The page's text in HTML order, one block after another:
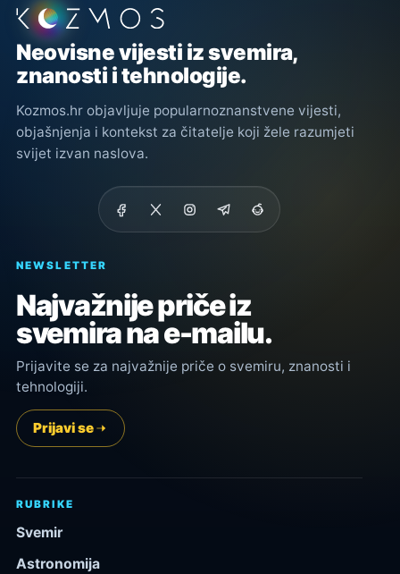
Podnožje stranice
Neovisne vijesti iz svemira,
znanosti i tehnologije.
Kozmos.hr objavljuje popularnoznanstvene vijesti,
objašnjenja i kontekst za čitatelje koji žele razumjeti
svijet izvan naslova.
NEWSLETTER
Najvažnije priče iz
svemira na e-mailu.
Prijavite se za najvažnije priče o svemiru, znanosti i
tehnologiji.
Prijavi se
RUBRIKE
Svemir
Astronomija